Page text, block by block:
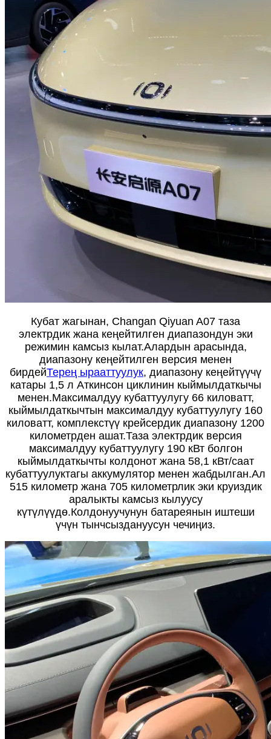
Кубат жагынан, Changan Qiyuan A07 таза
электрдик жана кеңейтилген диапазондун эки
режимин камсыз кылат.Алардын арасында,
диапазону кеңейтилген версия менен
бирдейТерең ырааттуулук, диапазону кеңейтүүчү
катары 1,5 л Аткинсон циклинин кыймылдаткычы
менен.Максималдуу кубаттуулугу 66 киловатт,
кыймылдаткычтын максималдуу кубаттуулугу 160
киловатт, комплекстүү крейсердик диапазону 1200
километрден ашат.Таза электрдик версия
максималдуу кубаттуулугу 190 кВт болгон
кыймылдаткычты колдонот жана 58,1 кВт/саат
кубаттуулуктагы аккумулятор менен жабдылган.Ал
515 километр жана 705 километрлик эки круиздик
аралыкты камсыз кылуусу
күтүлүүдө.Колдонуучунун батареянын иштеши
үчүн тынчсыздануусун чечиңиз.